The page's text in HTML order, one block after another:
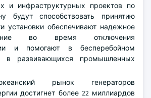
и инфраструктурных проектов по
будут способствовать принятию
установки обеспечивают надежное
во время отключения
и помогают в бесперебойном
в развивающихся промышленных
рынок генераторов
достигнет более 22 миллиардов